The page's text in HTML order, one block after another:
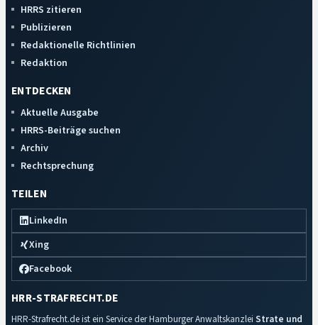
HRRS zitieren
Publizieren
Redaktionelle Richtlinien
Redaktion
ENTDECKEN
Aktuelle Ausgabe
HRRS-Beiträge suchen
Archiv
Rechtsprechung
TEILEN
LinkedIn
Xing
Facebook
HRR-STRAFRECHT.DE
HRR-Strafrecht.de ist ein Service der Hamburger Anwaltskanzlei Strate und